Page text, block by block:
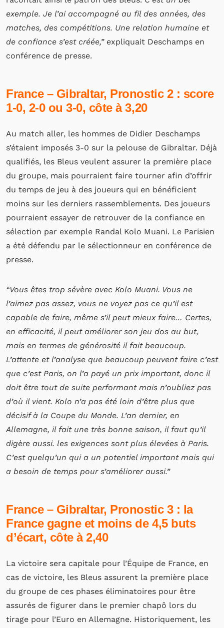
exemple. Je l’ai accompagné au fil des années, des
matches, des compétitions. Une relation humaine et
de confiance s’est créée,” expliquait Deschamps en
conférence de presse.
France – Gibraltar, Pronostic 2 : score
1-0, 2-0 ou 3-0, côte à 3,20
Au match aller, les hommes de Didier Deschamps
s’étaient imposés 3-0 sur la pelouse de Gibraltar. Déjà
qualifiés, les Bleus veulent assurer la première place
du groupe, mais pourraient faire tourner afin d’offrir
du temps de jeu à des joueurs qui en bénéficient
moins sur les derniers rassemblements. Des joueurs
pourraient essayer de retrouver de la confiance en
sélection par exemple Randal Kolo Muani. Le Parisien
a été défendu par le sélectionneur en conférence de
presse.
“Vous êtes trop sévère avec Kolo Muani. Vous ne
l’aimez pas assez, vous ne voyez pas ce qu’il est
capable de faire, même s’il peut mieux faire… Certes,
en efficacité, il peut améliorer son jeu dos au but,
mais en termes de générosité il fait beaucoup.
L’attente et l’analyse que beaucoup peuvent faire c’est
que c’est Paris, on l’a payé un prix important, donc il
doit être tout de suite performant mais n’oubliez pas
d’où il vient. Kolo n’a pas été loin d’être plus que
décisif à la Coupe du Monde. L’an dernier, en
Allemagne, il fait une très bonne saison, il faut qu’il
digère aussi. les exigences sont plus élevées à Paris.
C’est quelqu’un qui a un potentiel important mais qui
a besoin de temps pour s’améliorer aussi.”
France – Gibraltar, Pronostic 3 : la
France gagne et moins de 4,5 buts
d’écart, côte à 2,40
La victoire sera capitale pour l’Équipe de France, en
cas de victoire, les Bleus assurent la première place
du groupe de ces phases éliminatoires pour être
assurés de figurer dans le premier chapô lors du
tirage pour l’Euro en Allemagne. Historiquement, les